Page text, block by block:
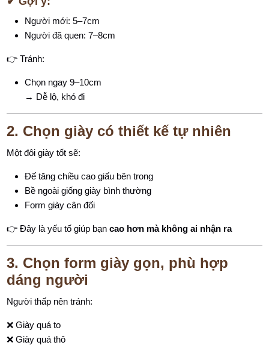
Người mới: 5–7cm
Người đã quen: 7–8cm
👉 Tránh:
Chọn ngay 9–10cm
→ Dễ lộ, khó đi
2. Chọn giày có thiết kế tự nhiên
Một đôi giày tốt sẽ:
Đế tăng chiều cao giấu bên trong
Bề ngoài giống giày bình thường
Form giày cân đối
👉 Đây là yếu tố giúp bạncao hơn mà không ai nhận ra
3. Chọn form giày gọn, phù hợp
dáng người
Người thấp nên tránh:
❌ Giày quá to
❌ Giày quá thô